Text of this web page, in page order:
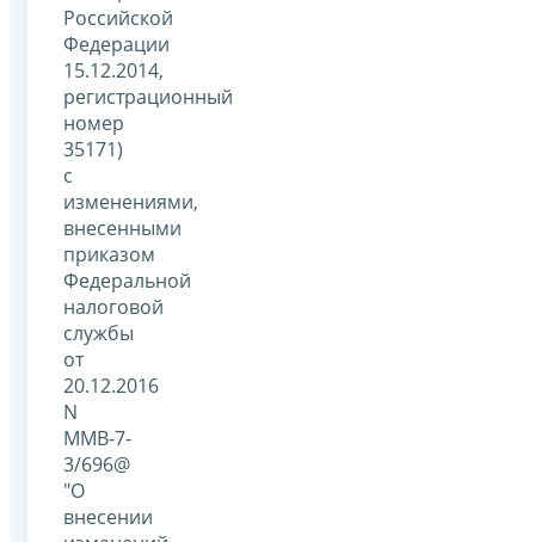
Российской
Федерации
15.12.2014,
регистрационный
номер
35171)
с
изменениями,
внесенными
приказом
Федеральной
налоговой
службы
от
20.12.2016
N
ММВ-7-
3/696@
"О
внесении